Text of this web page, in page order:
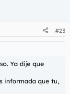
#23
Ya dije que
informada que tu,